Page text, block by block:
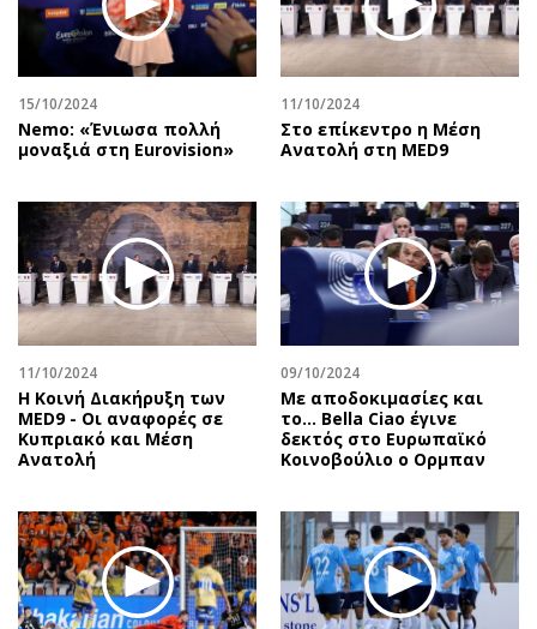
15/10/2024
Nemo: «Ένιωσα πολλή
μοναξιά στη Eurovision»
11/10/2024
Στο επίκεντρο η Μέση
Ανατολή στη MED9
11/10/2024
Η Κοινή Διακήρυξη των
MED9 - Οι αναφορές σε
Κυπριακό και Μέση
Ανατολή
09/10/2024
Με αποδοκιμασίες και
το… Bella Ciao έγινε
δεκτός στο Ευρωπαϊκό
Κοινοβούλιο ο Ορμπαν